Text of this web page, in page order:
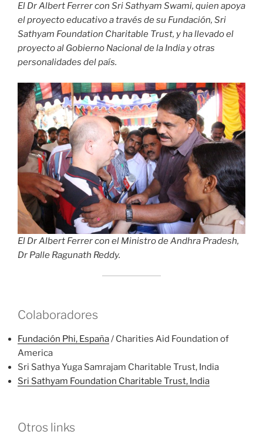
El Dr Albert Ferrer con Sri Sathyam Swami, quien apoya
el proyecto educativo a través de su Fundación, Sri
Sathyam Foundation Charitable Trust, y ha llevado el
proyecto al Gobierno Nacional de la India y otras
personalidades del país.
El Dr Albert Ferrer con el Ministro de Andhra Pradesh,
Dr Palle Ragunath Reddy.
Colaboradores
Fundación Phi, España/ Charities Aid Foundation of
America
Sri Sathya Yuga Samrajam Charitable Trust, India
Sri Sathyam Foundation Charitable Trust, India
Otros links